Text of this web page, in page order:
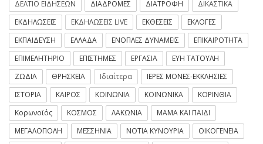
ΔΕΛΤΙΟ ΕΙΔΗΣΕΩΝ
ΔΙΑΔΡΟΜΕΣ ΔΙΑΤΡΟΦΗ
ΔΙΚΑΣΤΙΚΑ
ΕΚΔΗΛΩΣΕΙΣ
ΕΚΔΗΛΩΣΕΙΣ LIVE ΕΚΘΕΣΕΙΣ
ΕΚΛΟΓΕΣ
ΕΚΠΑΙΔΕΥΣΗ
ΕΛΛΑΔΑ ΕΝΟΠΛΕΣ ΔΥΝΑΜΕΙΣ
ΕΠΙΚΑΙΡΟΤΗΤΑ
ΕΠΙΜΕΛΗΤΗΡΙΟ
ΕΠΙΣΤΗΜΕΣ ΕΡΓΑΣΙΑ
ΕΥΗ ΤΑΤΟΥΛΗ
ΖΩΔΙΑ
ΘΡΗΣΚΕΙΑ Ιδιαίτερα
ΙΕΡΕΣ ΜΟΝΕΣ-ΕΚΚΛΗΣΙΕΣ
ΙΣΤΟΡΙΑ
ΚΑΙΡΟΣ ΚΟΙΝΩΝΙΑ ΚΟΙΝΩΝΙΚΑ
ΚΟΡΙΝΘΙΑ
Κορωνοϊός
ΚΟΣΜΟΣ ΛΑΚΩΝΙΑ
ΜΑΜΑ ΚΑΙ ΠΑΙΔΙ
ΜΕΓΑΛΟΠΟΛΗ
ΜΕΣΣΗΝΙΑ ΝΟΤΙΑ ΚΥΝΟΥΡΙΑ
ΟΙΚΟΓΕΝΕΙΑ